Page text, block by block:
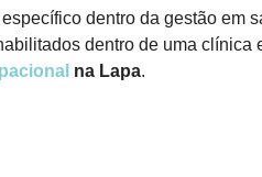
dentro da gestão em
dentro de uma clínica
na Lapa.